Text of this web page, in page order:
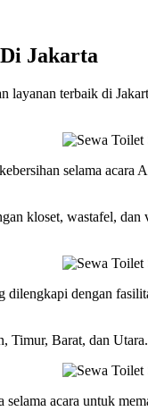
Jakarta
layanan terbaik di
selama
kloset, wastafel,
dengan
Timur, Barat, dan
acara untuk